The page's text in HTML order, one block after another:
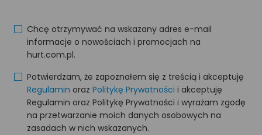
Chcę otrzymywać na wskazany adres e-mail
informacje o nowościach i promocjach na
hurt.com.pl.
Potwierdzam, że zapoznałem się z treścią i akceptuję
Regulamin oraz Politykę Prywatności i akceptuję
Regulamin oraz Politykę Prywatności i wyrażam zgodę
na przetwarzanie moich danych osobowych na
zasadach w nich wskazanych.